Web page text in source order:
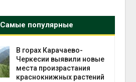
Самые популярные
В горах Карачаево-
Черкесии выявили новые
места произрастания
краснокнижных растений